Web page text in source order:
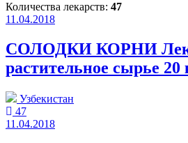
Количества лекарств: 47
11.04.2018
СОЛОДКИ КОРНИ
растительное сырье
Узбекистан
47
11.04.2018